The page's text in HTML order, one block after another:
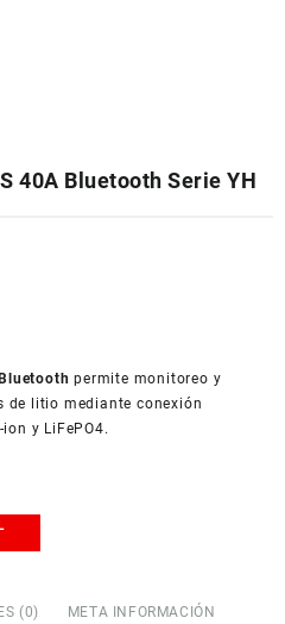
40A Bluetooth Serie YH
permite monitoreo y
de litio mediante conexión
y LiFePO4.
(0) META INFORMACIÓN